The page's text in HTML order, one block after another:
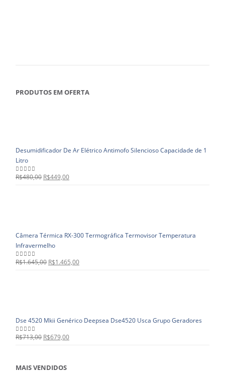
PRODUTOS EM OFERTA
Desumidificador De Ar Elétrico Antimofo Silencioso Capacidade de 1
Litro
0out of 5
R$480,00 R$449,00
Câmera Térmica RX-300 Termográfica Termovisor Temperatura
Infravermelho
0out of 5
R$1.645,00 R$1.465,00
Dse 4520 Mkii Genérico Deepsea Dse4520 Usca Grupo Geradores
0out of 5
R$713,00 R$679,00
MAIS VENDIDOS